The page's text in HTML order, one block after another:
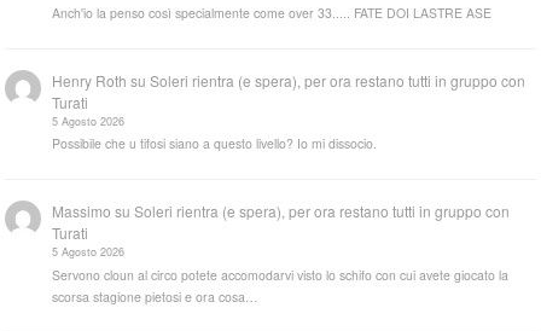
Anch'io la penso così specialmente come over 33..... FATE DOI LASTRE ASE
Henry Roth suSoleri rientra (e spera), per ora restano tutti in gruppo con
Turati
5 Agosto 2026
Possibile che u tifosi siano a questo livello? Io mi dissocio.
Massimo suSoleri rientra (e spera), per ora restano tutti in gruppo con
Turati
5 Agosto 2026
Servono cloun al circo potete accomodarvi visto lo schifo con cui avete giocato la
scorsa stagione pietosi e ora cosa…